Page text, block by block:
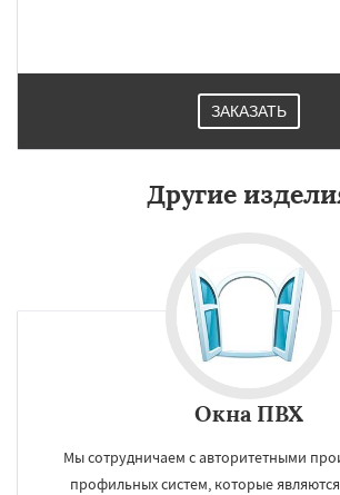
ЗАКАЗАТЬ
Другие
Окна ПВХ
Мы сотрудничаем с авторитетными
профильных систем, которые